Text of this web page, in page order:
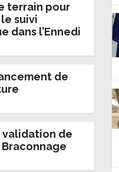
terrain pour
suivi
dans l’Ennedi
de
de